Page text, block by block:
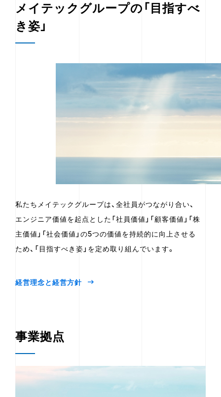
メイテックグループの「目指すべ
き姿」
私たちメイテックグループは、全社員がつながり合い、
エンジニア価値を起点とした「社員価値」「顧客価値」「株
主価値」「社会価値」の5つの価値を持続的に向上させる
ため、「目指すべき姿」を定め取り組んでいます。
経営理念と経営方針
事業拠点